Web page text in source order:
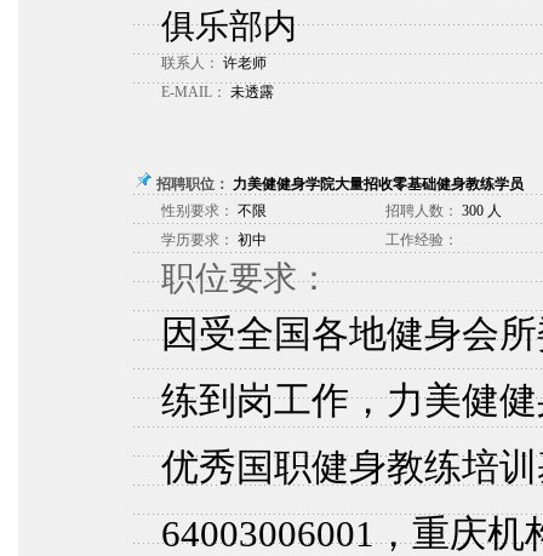
俱乐部内
联系人： 许老师
E-MAIL： 未透露
招聘职位： 力美健健身学院大量招收零基础健身教练学员
性别要求： 不限 招聘人数： 300 人
学历要求： 初中 工作经验：
职位要求：
因受全国各地健身会
练到岗工作，力美健
优秀国职健身教练培
64003006001，重庆